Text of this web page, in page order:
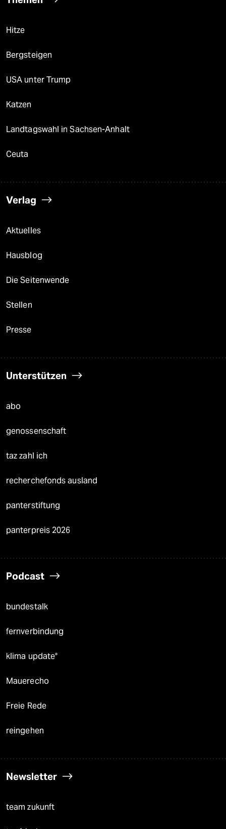
Hitze
Bergsteigen
USA unter Trump
Katzen
Landtagswahl in Sachsen-Anhalt
Ceuta
Verlag
Aktuelles
Hausblog
Die Seitenwende
Stellen
Presse
Unterstützen
abo
genossenschaft
taz zahl ich
recherchefonds ausland
panterstiftung
panterpreis 2026
Podcast
bundestalk
fernverbindung
klima update°
Mauerecho
Freie Rede
reingehen
Newsletter
team zukunft